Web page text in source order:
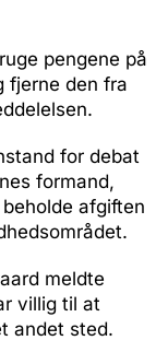
pengene på
fjerne den fra
for debat
formand,
afgiften
meldte
villig til at
andet sted.